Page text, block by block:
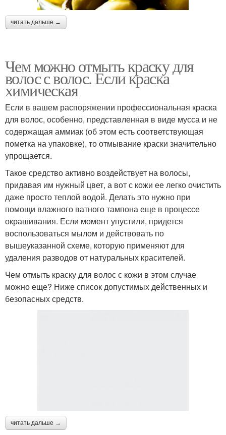
читать дальше →
Чем можно отмыть краску для
волос с волос. Если краска
химическая
Если в вашем распоряжении профессиональная краска
для волос, особенно, представленная в виде мусса и не
содержащая аммиак (об этом есть соответствующая
пометка на упаковке), то отмывание краски значительно
упрощается.
Такое средство активно воздействует на волосы,
придавая им нужный цвет, а вот с кожи ее легко очистить
даже просто теплой водой. Делать это нужно при
помощи влажного ватного тампона еще в процессе
окрашивания. Если момент упустили, придется
воспользоваться мылом и действовать по
вышеуказанной схеме, которую применяют для
удаления разводов от натуральных красителей.
Чем отмыть краску для волос с кожи в этом случае
можно еще? Ниже список допустимых действенных и
безопасных средств.
читать дальше →